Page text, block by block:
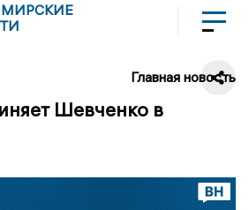
Главная новость
Шевченко в